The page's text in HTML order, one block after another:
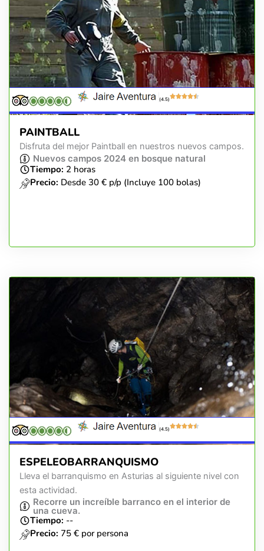
(4.5)
PAINTBALL
Disfruta del mejor Paintball en nuestros nuevos campos.
Nuevos campos 2024 en bosque natural
Tiempo: 2 horas
Precio: Desde 30 € p/p (Incluye 100 bolas)
(4.5)
ESPELEOBARRANQUISMO
Lleva el barranquismo en Asturias al siguiente nivel con
esta actividad.
Recorre un increíble barranco en el interior de
una cueva.
Tiempo: --
Precio: 75 € por persona